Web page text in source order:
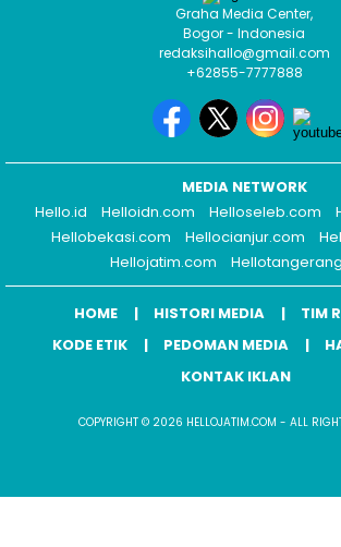
Graha Media Center,
Bogor - Indonesia
redaksihallo@gmail.com
+62855-7777888
MEDIA NETWORK
Hello.id
Helloidn.com Helloseleb.com
Hellobekasi.com
Hellocianjur.com
Hellojatim.com
HOME HISTORI MEDIA
TIM
KODE ETIK
PEDOMAN MEDIA
KONTAK IKLAN
COPYRIGHT © 2026 HELLOJATIM.COM - ALL